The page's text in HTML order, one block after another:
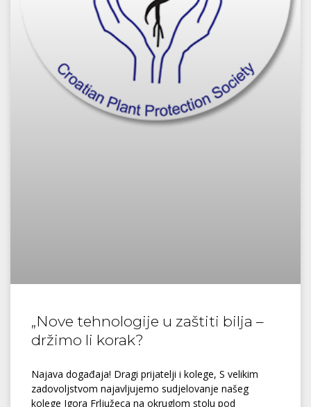
„Nove tehnologije u zaštiti bilja –
držimo li korak?
Najava događaja! Dragi prijatelji i kolege, S velikim
zadovoljstvom najavljujemo sudjelovanje našeg
kolege Igora Frljužeca na okruglom stolu pod